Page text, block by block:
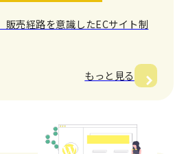
販売経路を意識したECサイト制
もっと見る